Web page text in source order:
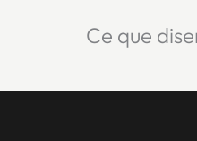
Ce que